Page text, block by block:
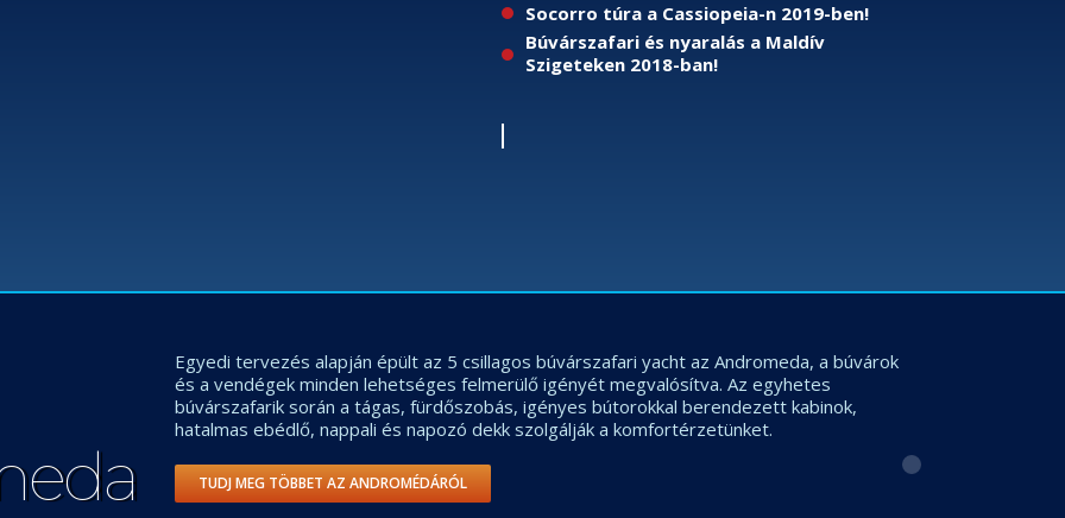
Socorro túra a Cassiopeia-n 2019-ben!
Búvárszafari és nyaralás a Maldív
Szigeteken 2018-ban!
Egyedi tervezés alapján épült az 5 csillagos búvárszafari yacht az Andromeda, a búvárok
és a vendégek minden lehetséges felmerülő igényét megvalósítva. Az egyhetes
búvárszafarik során a tágas, fürdőszobás, igényes bútorokkal berendezett kabinok,
hatalmas ebédlő, nappali és napozó dekk szolgálják a komfortérzetünket.
TUDJ MEG TÖBBET AZ ANDROMÉDÁRÓL